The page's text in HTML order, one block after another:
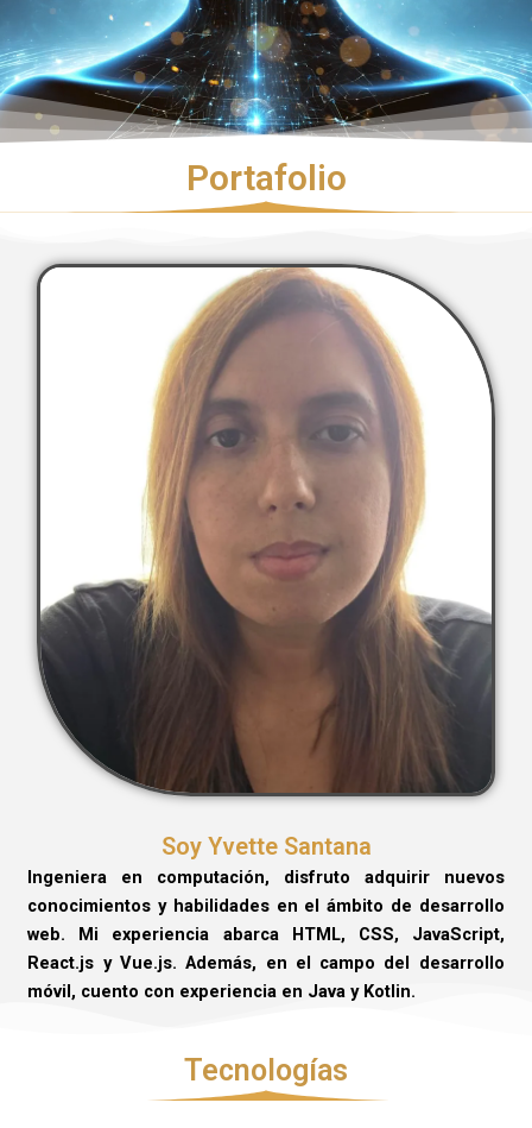
Portafolio
Soy Yvette Santana
Ingeniera en computación, disfruto adquirir nuevos
conocimientos y habilidades en el ámbito de desarrollo
web. Mi experiencia abarca HTML, CSS, JavaScript,
React.js y Vue.js. Además, en el campo del desarrollo
móvil, cuento con experiencia en Java y Kotlin.
Tecnologías